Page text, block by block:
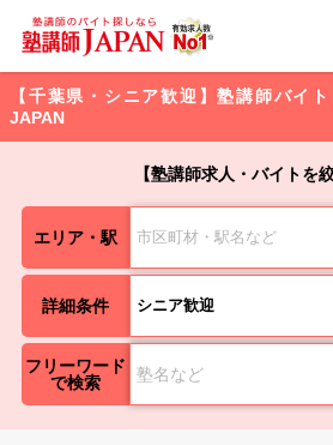
【千葉県・シニア歓迎】塾講師バイ
JAPAN
【塾講師求人・バイトを
エリア・駅 市区町材・駅名など
詳細条件 シニア歓迎
フリーワード
で検索